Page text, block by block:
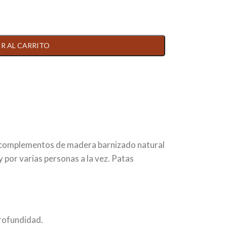
AL CARRITO
de madera barnizado natural
varias personas a la vez. Patas